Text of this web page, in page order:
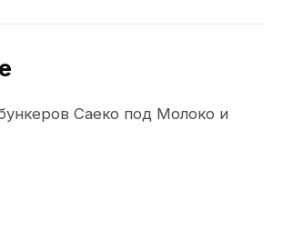
Саеко под Молоко и